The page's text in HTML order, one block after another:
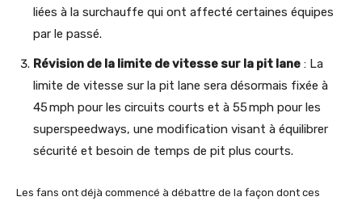
liées à la surchauffe qui ont affecté certaines équipes
par le passé.
Révision de la limite de vitesse sur la pit lane : La
limite de vitesse sur la pit lane sera désormais fixée à
45 mph pour les circuits courts et à 55 mph pour les
superspeedways, une modification visant à équilibrer
sécurité et besoin de temps de pit plus courts.
Les fans ont déjà commencé à débattre de la façon dont ces